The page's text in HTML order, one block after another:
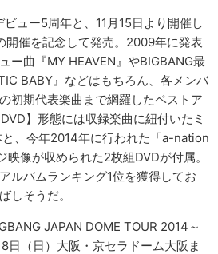
ュー5周年と、11月15日より開催し
開催を記念して発売。2009年に発表
ー曲『MY HEAVEN』やBIGBANG最
BABY』などはもちろん、各メンバ
初期代表楽曲まで網羅したベストア
】形態には収録楽曲に紐付いたミ
、今年2014年に行われた「a-nation
像が収められた2枚組DVDが付属。
ルバムランキング1位を獲得してお
しそうだ。
JAPAN DOME TOUR 2014～
日（日）大阪・京セラドーム大阪ま